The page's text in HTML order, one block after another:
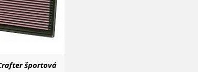
športová